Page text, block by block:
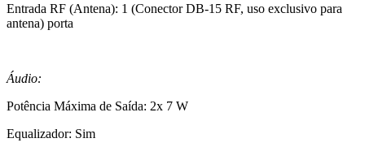
Entrada RF (Antena): 1 (Conector DB-15 RF, uso exclusivo para
antena) porta
Áudio:
Potência Máxima de Saída: 2x 7 W
Equalizador: Sim